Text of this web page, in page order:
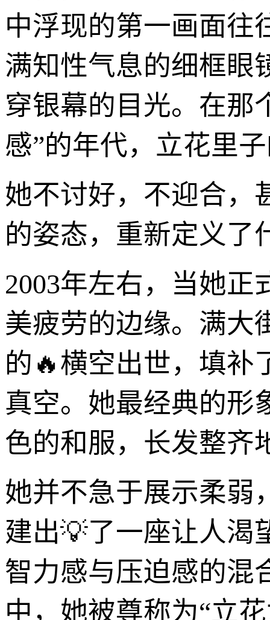
中浮现的第一画面往
满知性气息的细框眼
穿银幕的目光。在那
感”的年代，立花里
她不讨好，不迎合，
的姿态，重新定义了
2003年左右，当她
美疲劳的边缘。满大
的🔥横空出世，填补
真空。她最经典的形
色的和服，长发整齐
她并不急于展示柔弱
建出💡了一座让人渴
智力感与压迫感的混
中，她被尊称为“立